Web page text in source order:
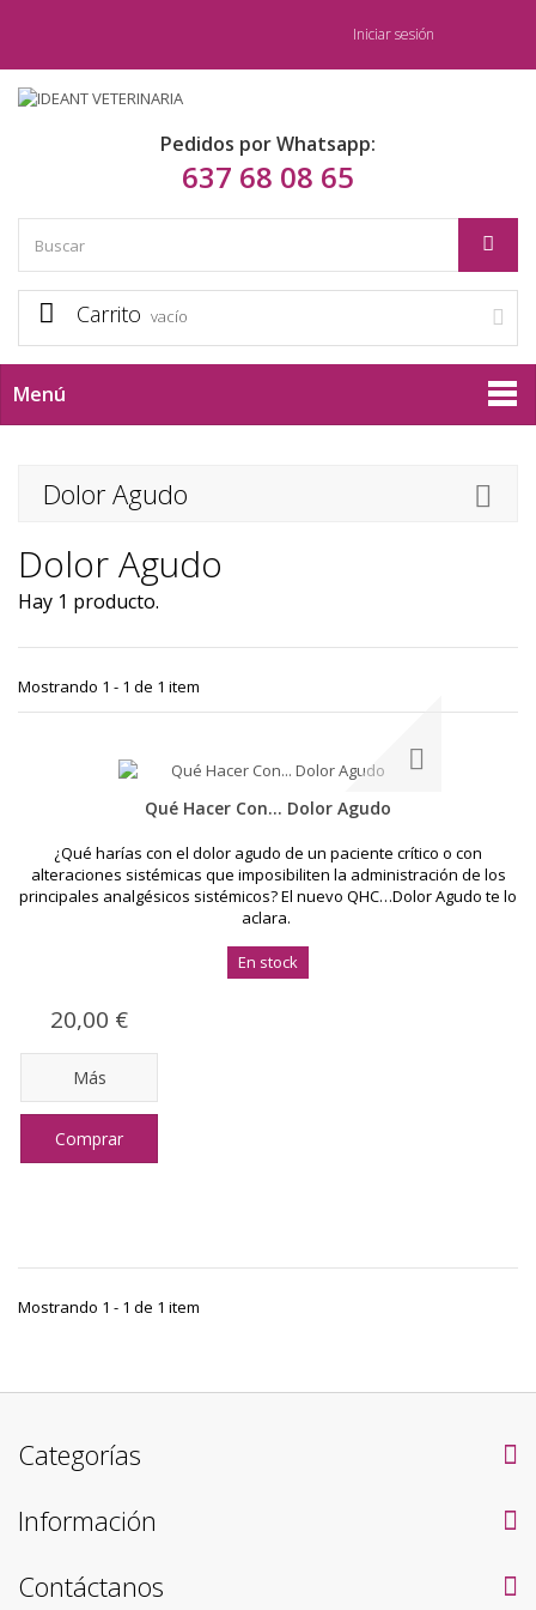
Iniciar sesión
Pedidos por Whatsapp:
637 68 08 65
Carrito vacío
Menú
Dolor Agudo
Dolor Agudo
Hay 1 producto.
Mostrando 1 - 1 de 1 item
Qué Hacer Con... Dolor Agudo
¿Qué harías con el dolor agudo de un paciente crítico o con
alteraciones sistémicas que imposibiliten la administración de los
principales analgésicos sistémicos? El nuevo QHC…Dolor Agudo te lo
aclara.
En stock
20,00 €
Más
Comprar
Mostrando 1 - 1 de 1 item
Categorías
Información
Contáctanos